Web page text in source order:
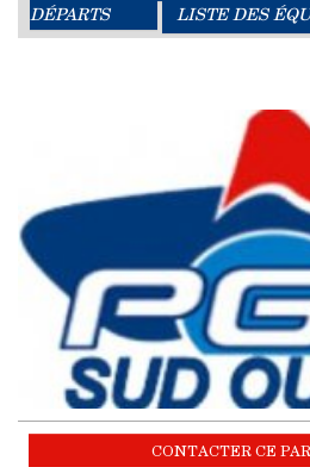
DÉPARTS
LISTE DES
CONTACTER CE